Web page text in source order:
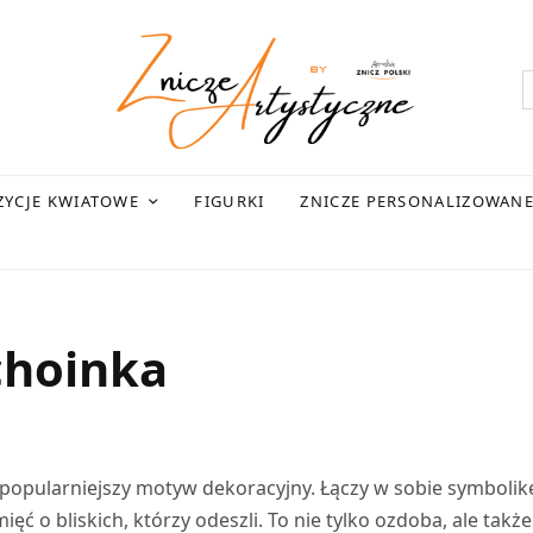
KWIATOWE FIGURKI ZNICZE
motyw dekoracyjny. Łączy w sobie
o bliskich, którzy odeszli. To nie tylko ozdoba, ale także